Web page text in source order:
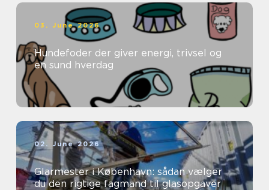
03. June 2026
Hundefoder der giver energi, trivsel og
en sund hverdag
02. June 2026
Glarmester i København: sådan vælger
du den rigtige fagmand til glasopgaver